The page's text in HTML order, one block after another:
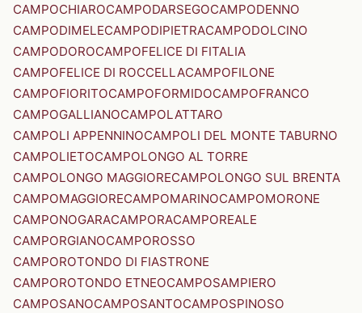
CAMPOCHIAROCAMPODARSEGOCAMPODENNO
CAMPODIMELECAMPODIPIETRACAMPODOLCINO
CAMPODOROCAMPOFELICE DI FITALIA
CAMPOFELICE DI ROCCELLACAMPOFILONE
CAMPOFIORITOCAMPOFORMIDOCAMPOFRANCO
CAMPOGALLIANOCAMPOLATTARO
CAMPOLI APPENNINOCAMPOLI DEL MONTE TABURNO
CAMPOLIETOCAMPOLONGO AL TORRE
CAMPOLONGO MAGGIORECAMPOLONGO SUL BRENTA
CAMPOMAGGIORECAMPOMARINOCAMPOMORONE
CAMPONOGARACAMPORACAMPOREALE
CAMPORGIANOCAMPOROSSO
CAMPOROTONDO DI FIASTRONE
CAMPOROTONDO ETNEOCAMPOSAMPIERO
CAMPOSANOCAMPOSANTOCAMPOSPINOSO